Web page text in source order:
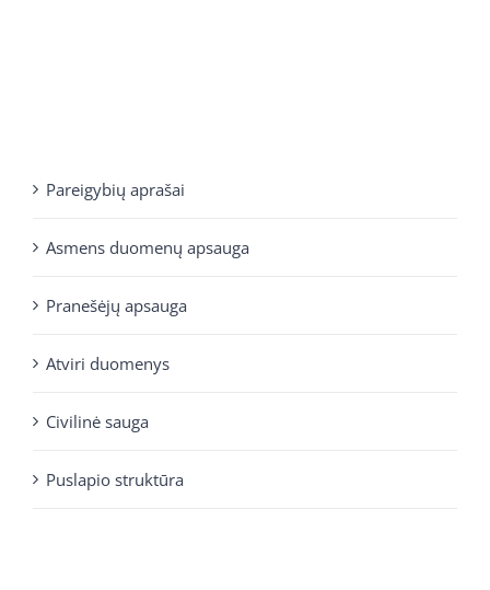
Pareigybių aprašai
Asmens duomenų apsauga
Pranešėjų apsauga
Atviri duomenys
Civilinė sauga
Puslapio struktūra